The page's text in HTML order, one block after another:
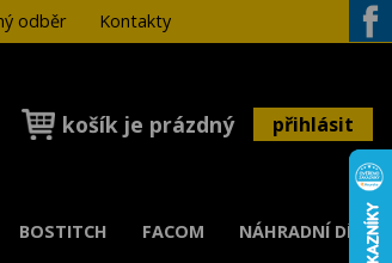
odběr
Kontakty
košík je prázdný přihlásit
BOSTITCH FACOM NÁHRADNÍ DÍLY